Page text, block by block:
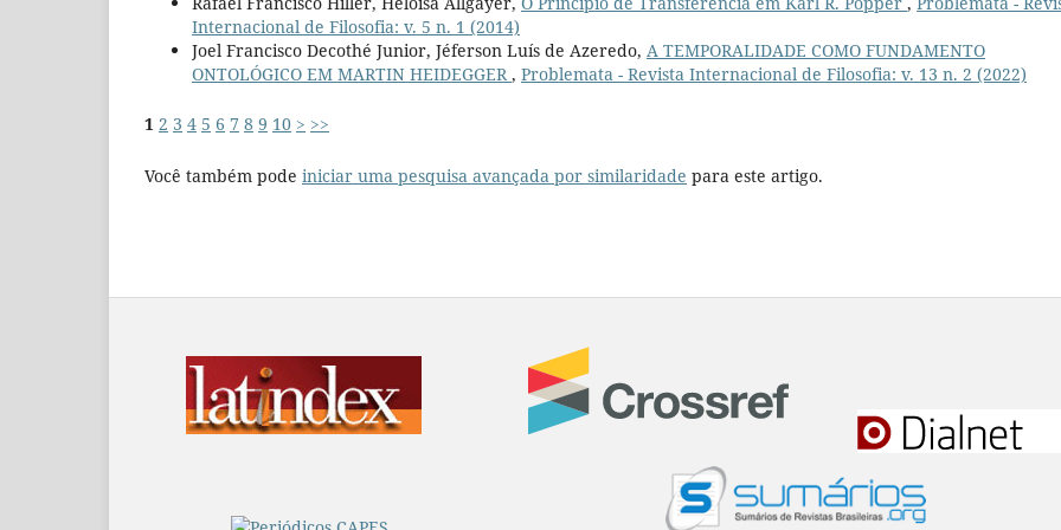
Internacional de Filosofia: v. 5 n. 1 (2014)
Joel Francisco Decothé Junior, Jéferson Luís de Azeredo, A TEMPORALIDADE COMO FUNDAMENTO
ONTOLÓGICO EM MARTIN HEIDEGGER , Problemata - Revista Internacional de Filosofia: v. 13 n. 2 (2022)
1 2 3 4 5 6 7 8 9 10 > >>
Você também pode iniciar uma pesquisa avançada por similaridade para este artigo.